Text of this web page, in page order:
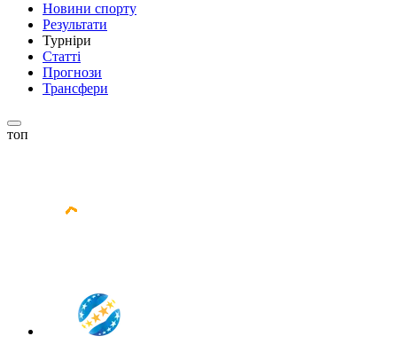
Новини спорту
Результати
Турніри
Статті
Прогнози
Трансфери
топ